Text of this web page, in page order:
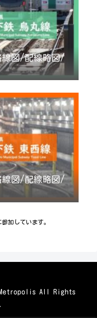
線図/配線略図/
線図/配線略図/
参加しています。
Metropolis All Rights